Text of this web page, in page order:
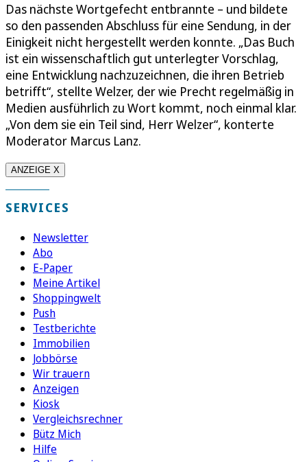
Das nächste Wortgefecht entbrannte – und bildete
so den passenden Abschluss für eine Sendung, in der
Einigkeit nicht hergestellt werden konnte. „Das Buch
ist ein wissenschaftlich gut unterlegter Vorschlag,
eine Entwicklung nachzuzeichnen, die ihren Betrieb
betrifft“, stellte Welzer, der wie Precht regelmäßig in
Medien ausführlich zu Wort kommt, noch einmal klar.
„Von dem sie ein Teil sind, Herr Welzer“, konterte
Moderator Marcus Lanz.
ANZEIGE X
SERVICES
Newsletter
Abo
E-Paper
Meine Artikel
Shoppingwelt
Push
Testberichte
Immobilien
Jobbörse
Wir trauern
Anzeigen
Kiosk
Vergleichsrechner
Bütz Mich
Hilfe